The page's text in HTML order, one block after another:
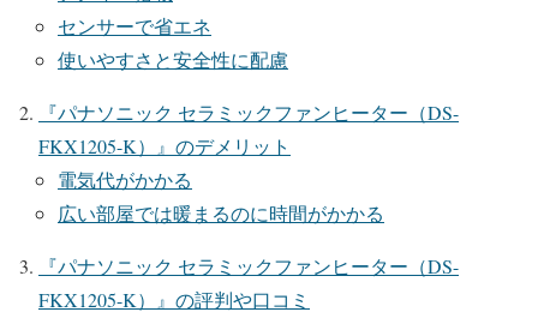
センサーで省エネ
使いやすさと安全性に配慮
『パナソニック セラミックファンヒーター（DS-
FKX1205-K）
』のデメリット
電気代がかかる
広い部屋では暖まるのに時間がかかる
『パナソニック セラミックファンヒーター（DS-
FKX1205-K）』の評判や口コミ